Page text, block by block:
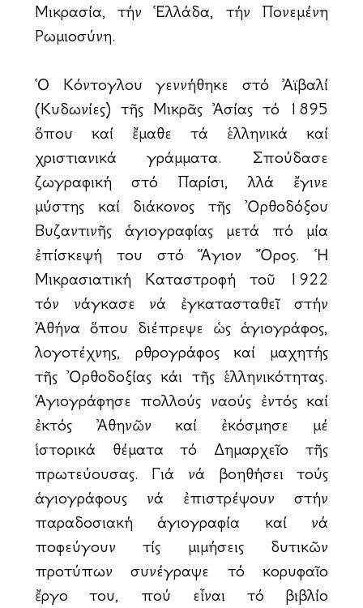
Μικρασία, τήν Ἑλλάδα, τήν Πονεμένη
Ρωμιοσύνη.
Ὁ Κόντογλου γεννήθηκε στό Ἀϊβαλί
(Κυδωνίες) τῆς Μικρᾶς Ἀσίας τό 1895
ὅπου καί ἔμαθε τά ἑλληνικά καί
χριστιανικά γράμματα. Σπούδασε
ζωγραφική στό Παρίσι, ἀλλά ἔγινε
μύστης καί διάκονος τῆς Ὀρθοδόξου
Βυζαντινῆς ἁγιογραφίας μετά ἀπό μία
ἐπίσκεψή του στό Ἅγιον Ὄρος. Ἡ
Μικρασιατική Καταστροφή τοῦ 1922
τόν ἀνάγκασε νά ἐγκατασταθεῖ στήν
Ἀθήνα ὅπου διέπρεψε ὡς ἁγιογράφος,
λογοτέχνης, ἀρθρογράφος καί μαχητής
τῆς Ὀρθοδοξίας κάι τῆς ἑλληνικότητας.
Ἁγιογράφησε πολλούς ναούς ἐντός καί
ἐκτός Ἀθηνῶν καί ἐκόσμησε μέ
ἱστορικά θέματα τό Δημαρχεῖο τῆς
πρωτεύουσας. Γιά νά βοηθήσει τούς
ἁγιογράφους νά ἐπιστρέψουν στήν
παραδοσιακή ἁγιογραφία καί νά
ἀποφεύγουν τίς μιμήσεις δυτικῶν
προτύπων συνέγραψε τό κορυφαῖο
ἔργο του, πού εἶναι τό βιβλίο